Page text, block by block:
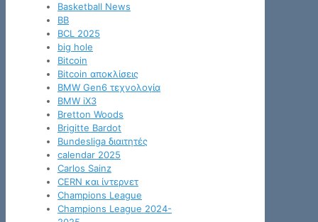
Basketball News
BB
BCL 2025
big hole
Bitcoin
Bitcoin αποκλίσεις
BMW Gen6 τεχνολογία
BMW iX3
Bretton Woods
Brigitte Bardot
Bundesliga διαιτητές
calendar 2025
Carlos Sainz
CERN και ίντερνετ
Champions League
Champions League 2024-